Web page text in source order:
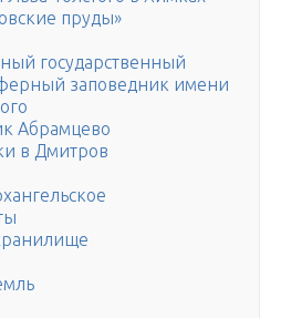
пруды»
государственный
заповедник имени
Абрамцево
в Дмитров